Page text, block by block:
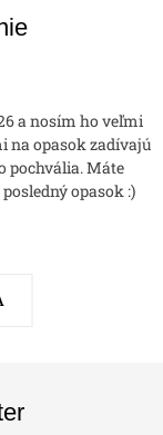
a nosím ho veľmi
na opasok zadívajú
pochvália. Máte
opasok :)